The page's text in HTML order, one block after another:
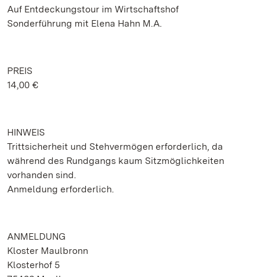
Auf Entdeckungstour im Wirtschaftshof
Sonderführung mit Elena Hahn M.A.
PREIS
14,00 €
HINWEIS
Trittsicherheit und Stehvermögen erforderlich, da
während des Rundgangs kaum Sitzmöglichkeiten
vorhanden sind.
Anmeldung erforderlich.
ANMELDUNG
Kloster Maulbronn
Klosterhof 5